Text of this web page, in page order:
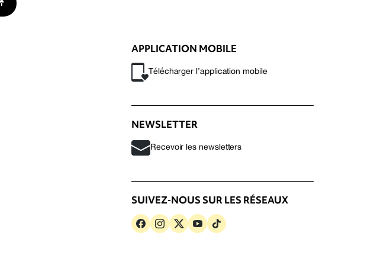
APPLICATION MOBILE
Télécharger l’application mobile
NEWSLETTER
Recevoir les newsletters
SUIVEZ-NOUS SUR LES RÉSEAUX